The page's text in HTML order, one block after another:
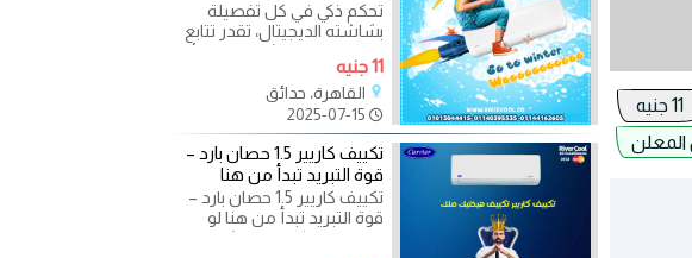
تحكم ذكي في كل تفصيلة
بشاشته الديجيتال، تقدر تتابع
درجة الحرارة وتشغل الوظائف
بسهولة. ومع خاصية
11 جنيه
القاهرة، حدائق
2025-07-15
تكييف كاريير 1.5 حصان بارد –
قوة التبريد تبدأ من هنا
تكييف كاريير 1.5 حصان بارد –
قوة التبريد تبدأ من هنا لو
بتدور على تكييف يعيش